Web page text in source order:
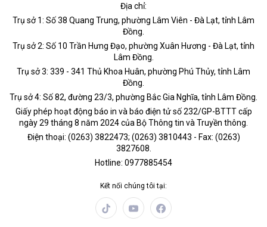
Địa chỉ:
Trụ sở 1: Số 38 Quang Trung, phường Lâm Viên - Đà Lạt, tỉnh Lâm
Đồng.
Trụ sở 2: Số 10 Trần Hưng Đạo, phường Xuân Hương - Đà Lạt, tỉnh
Lâm Đồng.
Trụ sở 3: 339 - 341 Thủ Khoa Huân, phường Phú Thủy, tỉnh Lâm
Đồng.
Trụ sở 4: Số 82, đường 23/3, phường Bắc Gia Nghĩa, tỉnh Lâm Đồng.
Giấy phép hoạt động báo in và báo điện tử số 232/GP-BTTT cấp
ngày 29 tháng 8 năm 2024 của Bộ Thông tin và Truyền thông.
Điện thoại: (0263) 3822473; (0263) 3810443 - Fax: (0263)
3827608.
Hotline: 0977885454
Kết nối chúng tôi tại: